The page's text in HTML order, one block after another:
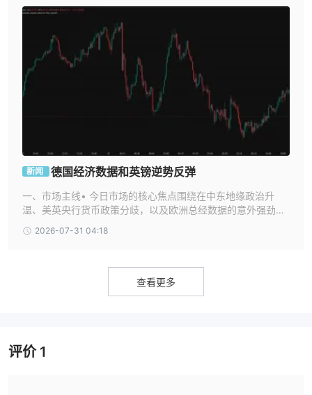
歧。这种充满不确定性的长期状态，为实体与金融界带来了真
新闻 德国经济数据和英镑逆势反弹
一、市场主线• 今日市场的核心焦点围绕在中东地缘政治升
温、美英央行货币政策分歧，以及欧洲总经数据的意外强劲。
经济复苏与半导体反弹，后者则受英格兰银行（BoE）鹰派决
响，原油价格走高并带来潜在通膨压力，市场正密切等待后续
能源供应变化与联准会（Fed）官员态度的讯号。• 一句话总
2026-07-31 04:18
查看更多
评价1